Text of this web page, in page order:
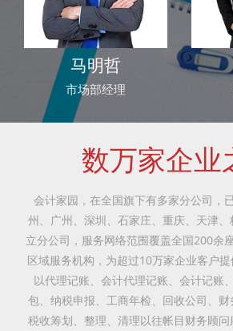
马明哲
市场部经理
数万家企业
会计家园，在全国旗下有多家分公司，
州、广州、深圳、石家庄、重庆、天津
立分公司，服务网络范围覆盖全国200余
区域服务机构，为超过10万家企业客户
以代理记账、会计代理记账、会计记账
包、纳税申报、工商年检、回收公司、财
税收筹划、整理、清理以往帐目财务顾